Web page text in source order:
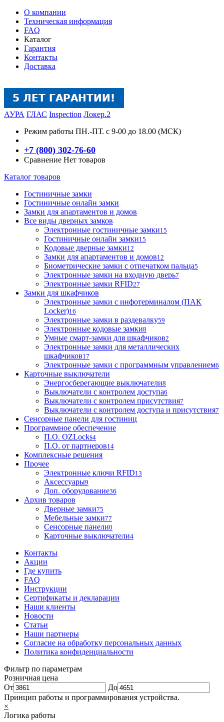
О компании
Техническая информация
FAQ
Каталог
Гарантия
Контакты
Доставка
АУРА ГЛАС Inspection Локер.2
Режим работы ПН.-ПТ. с 9-00 до 18.00 (МСК)
+7 (800) 302-76-60
Сравнение Нет товаров
Каталог товаров
Гостиничные замки
Гостиничные онлайн замки
Замки для апартаментов и домов
Все виды дверных замков
Электронные гостиничные замки15
Гостиничные онлайн замки15
Кодовые дверные замки12
Замки для апартаментов и домов12
Биометрические замки с отпечатком пальца5
Электронные замки на входную дверь7
Электронные замки RFID27
Замки для шкафчиков
Электронные замки с инфотерминалом (ПАК
Locker)16
Электронные замки в раздевалку59
Электронные кодовые замки8
Умные смарт-замки для шкафчиков2
Электронные замки для металлических
шкафчиков17
Электронные замки с программным управлением6
Карточные выключатели
Энергосберегающие выключатели8
Выключатели с контролем доступа6
Выключатели с контролем присутствия7
Выключатели с контролем доступа и присутствия7
Сенсорные панели для гостиниц
Программное обеспечение
П.О. OZLocks4
П.О. от партнеров14
Комплексные решения
Прочее
Электронные ключи RFID13
Аксессуары9
Доп. оборудование36
Архив товаров
Дверные замки75
Мебельные замки77
Сенсорные панели0
Карточные выключатели4
Контакты
Акции
Где купить
FAQ
Инструкции
Сертификаты и декларации
Наши клиенты
Новости
Статьи
Наши партнеры
Согласие на обработку персональных данных
Политика конфиденциальности
Фильтр по параметрам
Розничная цена
От
До
Принцип работы и программирования устройства.
×
Логика работы